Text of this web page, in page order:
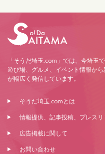
「そうだ埼玉.com」では、今埼玉
遊び場、グルメ、イベント情報か
が幅広く発信しています。
そうだ埼玉.comとは
情報提供、記事投稿、プレスリ
広告掲載に関して
お問い合わせ